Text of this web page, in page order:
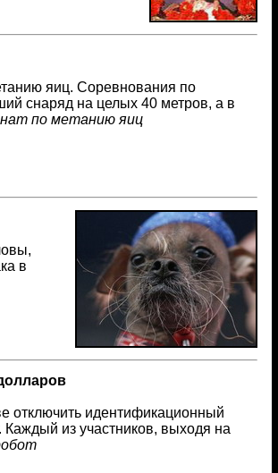
яиц. Соревнования по
снаряд на целых 40 метров, а в
по метанию яиц
в
отключить идентификационный
Каждый из участников, выходя на